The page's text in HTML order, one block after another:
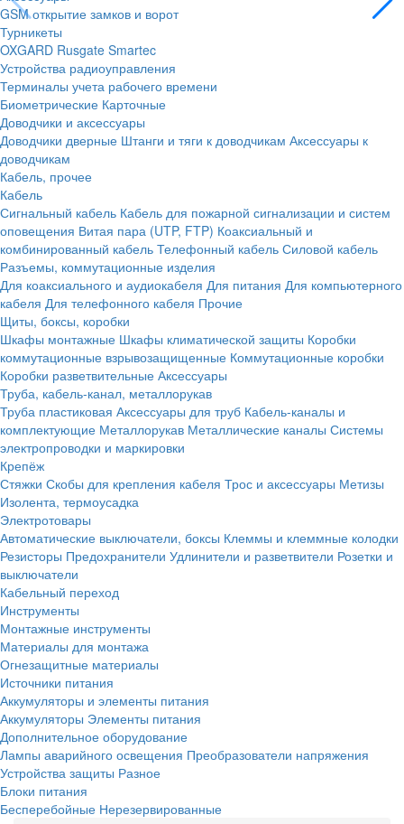
GSM открытие замков и ворот
Турникеты
OXGARD Rusgate Smartec
Устройства радиоуправления
Терминалы учета рабочего времени
Биометрические Карточные
Доводчики и аксессуары
Доводчики дверные Штанги и тяги к доводчикам Аксессуары к
доводчикам
Кабель, прочее
Кабель
Сигнальный кабель Кабель для пожарной сигнализации и систем
оповещения Витая пара (UTP, FTP) Коаксиальный и
комбинированный кабель Телефонный кабель Силовой кабель
Разъемы, коммутационные изделия
Для коаксиального и аудиокабеля Для питания Для компьютерного
кабеля Для телефонного кабеля Прочие
Щиты, боксы, коробки
Шкафы монтажные Шкафы климатической защиты Коробки
коммутационные взрывозащищенные Коммутационные коробки
Коробки разветвительные Аксессуары
Труба, кабель-канал, металлорукав
Труба пластиковая Аксессуары для труб Кабель-каналы и
комплектующие Металлорукав Металлические каналы Системы
электропроводки и маркировки
Крепёж
Стяжки Скобы для крепления кабеля Трос и аксессуары Метизы
Изолента, термоусадка
Электротовары
Автоматические выключатели, боксы Клеммы и клеммные колодки
Резисторы Предохранители Удлинители и разветвители Розетки и
выключатели
Кабельный переход
Инструменты
Монтажные инструменты
Материалы для монтажа
Огнезащитные материалы
Источники питания
Аккумуляторы и элементы питания
Аккумуляторы Элементы питания
Дополнительное оборудование
Лампы аварийного освещения Преобразователи напряжения
Устройства защиты Разное
Блоки питания
Бесперебойные Нерезервированные